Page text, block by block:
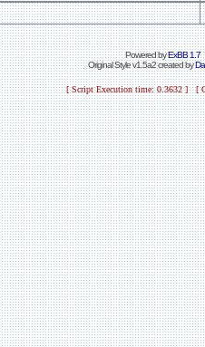
Powered byExBB 1.7
Original Style v1.5a2 created by
[ Script Execution time: 0.3632 ] [